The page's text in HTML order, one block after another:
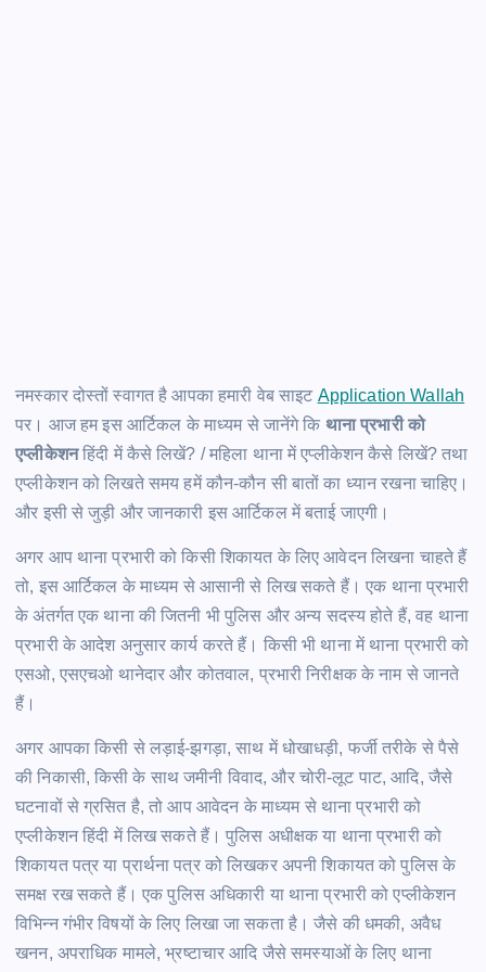
नमस्कार दोस्तों स्वागत है आपका हमारी वेब साइट Application Wallah
पर। आज हम इस आर्टिकल के माध्यम से जानेंगे कि थाना प्रभारी को
एप्लीकेशनहिंदी में कैसे लिखें? / महिला थाना में एप्लीकेशन कैसे लिखें? तथा
एप्लीकेशन को लिखते समय हमें कौन-कौन सी बातों का ध्यान रखना चाहिए।
और इसी से जुड़ी और जानकारी इस आर्टिकल में बताई जाएगी।
अगर आप थाना प्रभारी को किसी शिकायत के लिए आवेदन लिखना चाहते हैं
तो, इस आर्टिकल के माध्यम से आसानी से लिख सकते हैं। एक थाना प्रभारी
के अंतर्गत एक थाना की जितनी भी पुलिस और अन्य सदस्य होते हैं, वह थाना
प्रभारी के आदेश अनुसार कार्य करते हैं। किसी भी थाना में थाना प्रभारी को
एसओ, एसएचओ थानेदार और कोतवाल, प्रभारी निरीक्षक के नाम से जानते
हैं।
अगर आपका किसी से लड़ाई-झगड़ा, साथ में धोखाधड़ी, फर्जी तरीके से पैसे
की निकासी, किसी के साथ जमीनी विवाद, और चोरी-लूट पाट, आदि, जैसे
घटनावों से ग्रसित है, तो आप आवेदन के माध्यम से थाना प्रभारी को
एप्लीकेशन हिंदी में लिख सकते हैं। पुलिस अधीक्षक या थाना प्रभारी को
शिकायत पत्र या प्रार्थना पत्र को लिखकर अपनी शिकायत को पुलिस के
समक्ष रख सकते हैं। एक पुलिस अधिकारी या थाना प्रभारी को एप्लीकेशन
विभिन्न गंभीर विषयों के लिए लिखा जा सकता है। जैसे की धमकी, अवैध
खनन, अपराधिक मामले, भ्रष्टाचार आदि जैसे समस्याओं के लिए थाना